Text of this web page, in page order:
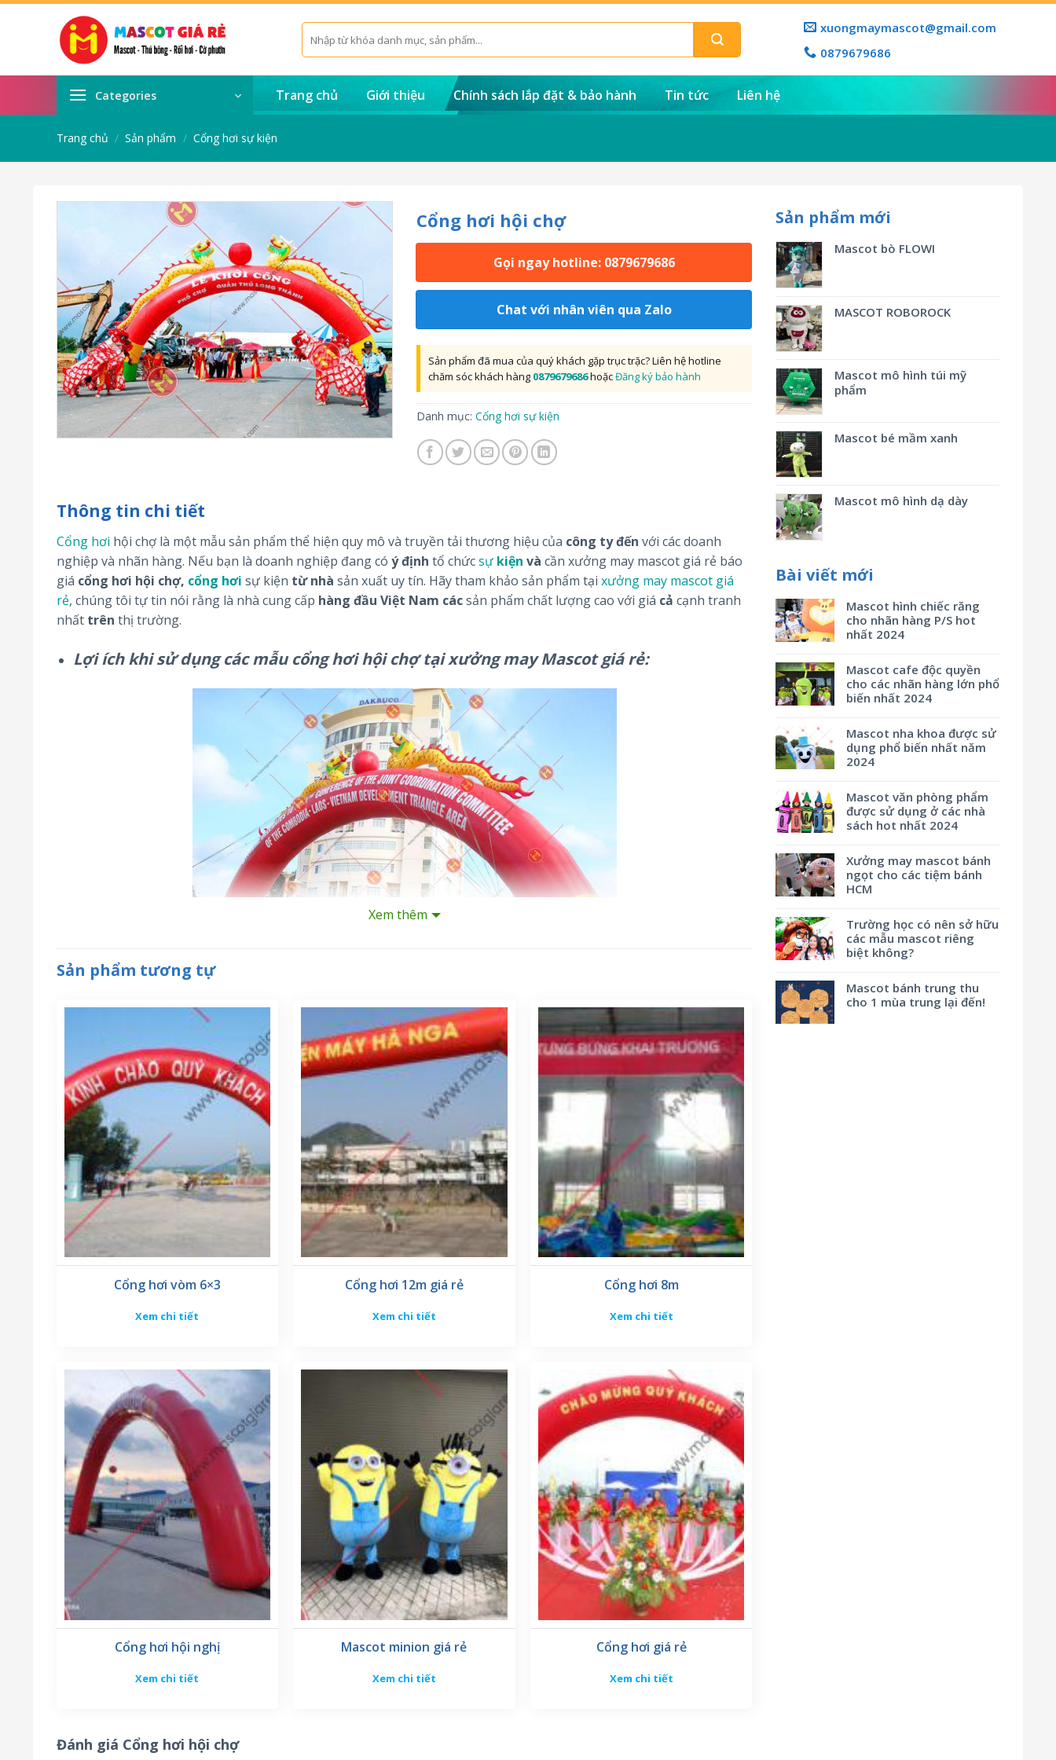
Skip
Tìm
kiếm:
xuongmaymascot@gmail.com
0879679686
Categories Trang chủ Giới thiệu Chính sách lắp đặt & bảo hành Tin tức Liên hệ
Trang chủ / Sản phẩm / Cổng hơi sự kiện
Sản phẩm mới
Mascot bò FLOWI
MASCOT ROBOROCK
Mascot mô hình túi mỹ
phẩm
Mascot bé mầm xanh
Mascot mô hình dạ dày
Bài viết mới
Mascot hình chiếc răng
cho nhãn hàng P/S hot
nhất 2024
Mascot cafe độc quyền
cho các nhãn hàng lớn phổ
biến nhất 2024
Mascot nha khoa được sử
dụng phổ biến nhất năm
2024
Mascot văn phòng phẩm
được sử dụng ở các nhà
sách hot nhất 2024
Xưởng may mascot bánh
ngọt cho các tiệm bánh
HCM
Trường học có nên sở hữu
các mẫu mascot riêng
biệt không?
Mascot bánh trung thu
cho 1 mùa trung lại đến!
Cổng hơi hội chợ
Gọi ngay hotline: 0879679686
Chat với nhân viên qua Zalo
Sản phẩm đã mua của quý khách gặp trục trặc? Liên hệ hotline
chăm sóc khách hàng 0879679686hoặcĐăng ký bảo hành
Danh mục: Cổng hơi sự kiện
Thông tin chi tiết
Cổng hơi hội chợ là một mẫu sản phẩm thể hiện quy mô và truyền tải thương hiệu của công tyđến với các doanh
nghiệp và nhãn hàng. Nếu bạn là doanh nghiệp đang có ýđịnh tổ chứcsự kiện và cần xưởng may mascot giá rẻ báo
giá cổng hơi hội chợ, cổng hơi sự kiện từ nhà sản xuất uy tín. Hãy tham khảo sản phẩm tại xưởng may mascot giá
rẻ, chúng tôi tự tin nói rằng là nhà cung cấp hàng đầu Việt Nam cácsản phẩm chất lượng cao với giá cả cạnh tranh
nhất trên thị trường.
Lợi ích khi sử dụng các mẫu cổng hơi hội chợ tại xưởng may Mascot giá rẻ:
Đánh giá hiệu suất và tốc độ củacổng hơi hội chợtại xưởng may mascot giá rẻ đều đạt chất lượng cao sẽ cung cấp
hiệu suất ổn định và tốc độ nhanh chóng, giúp tiết kiệm thời gian và tăng hiệu quả trong công việc.
Độ chính xác và đồng nhất:
Kiểm tra độ chính xác và đồng nhất của cổng hơi.Cổng hơi hội chợchất lượng cao sẽ cung cấp thông tin chính xác và
đồng nhất, giúp bạn đưa ra quyết định dựa trên dữ liệu tin cậy.
Độ an toàn và bảo mật:
Đảm bảo rằng
đáp ứng các tiêu chuẩn an toàn và chất lượng. Việc bảo vệ các sản phẩm cổng hơi và
sự kiện của doanh nghiệp là rất quan trọng, vì vậy hãy chọn cổng hơi có các biện pháp bảo mật mạnh mẽ.
Hỗ trợ và dịch vụ khách hàng:
Đánh giá dịch vụ hỗ trợ và chăm sóc khách hàng của nhà cung cấp cổng hơi. Một cổng hơi hội chợ
chất lượng cao sẽ đi
kèm với dịch vụ chăm sóc khách hàng tận tình và hỗ trợ kỹ thuật chuyên nghiệp để giúp bạn giải quyết mọi vấn đề
nhanh chóng.
Xem thêm
Sản phẩm tương tự
Cổng hơi vòm 6×3
Xem chi tiết
Cổng hơi 12m giá rẻ
Xem chi tiết
Cổng hơi 8m
Xem chi tiết
Cổng hơi hội nghị
Xem chi tiết
Mascot minion giá rẻ
Xem chi tiết
Cổng hơi giá rẻ
Xem chi tiết
Đánh giá Cổng hơi hội chợ